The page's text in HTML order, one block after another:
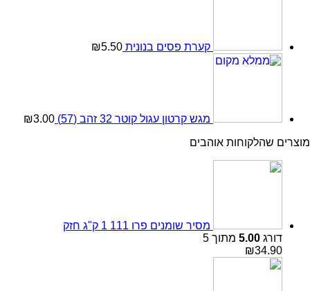
קערת פסים בנונית ₪5.50
מגש קרטון עגול קוטר 32 זהב (57) ₪3.00
מוצרים שהלקוחות אוהבים
מסיר שומנים פרו 111 1 ק"ג חזק
דורג 5.00 מתוך 5
₪34.90